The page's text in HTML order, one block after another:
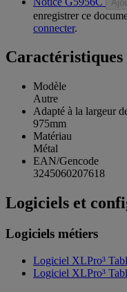
enregistrer ce
connecter.
Caractéristiques
Modèle
Autre
Adapté à la largeur
975mm
Matériau
Métal
EAN/Gencode
3245060207618
Logiciels et
Logiciels métiers
Logiciel XLPro³
Logiciel XLPro³